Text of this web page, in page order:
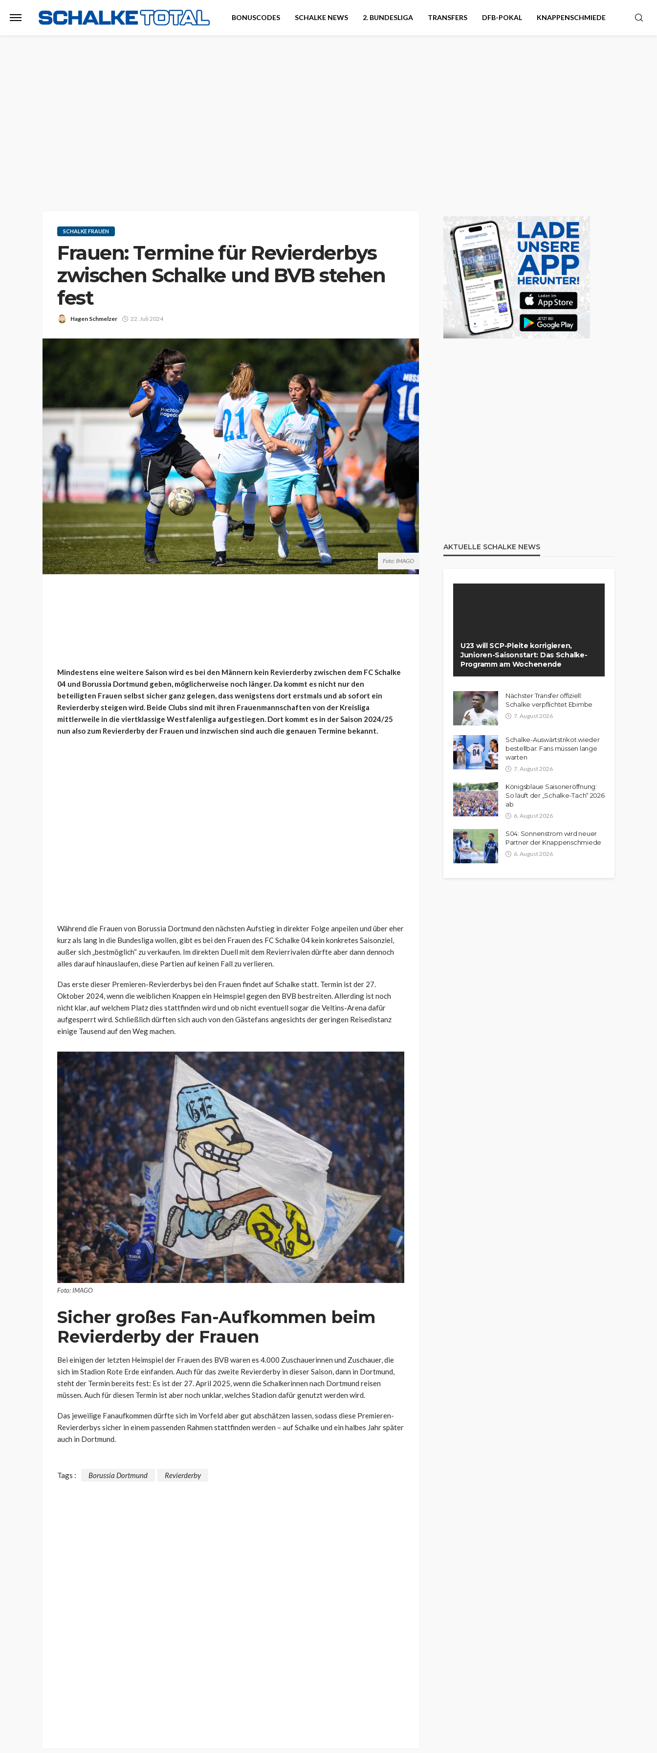
BONUSCODES SCHALKE NEWS 2. BUNDESLIGA TRANSFERS DFB-POKAL KNAPPENSCHMIEDE
SCHALKE FRAUEN
Frauen: Termine für Revierderbys
zwischen Schalke und BVB stehen
fest
Hagen Schmelzer 22. Juli 2024
Foto: IMAGO
Mindestens eine weitere Saison wird es bei den Männern kein Revierderby zwischen dem FC Schalke
04 und Borussia Dortmund geben, möglicherweise noch länger. Da kommt es nicht nur den
beteiligten Frauen selbst sicher ganz gelegen, dass wenigstens dort erstmals und ab sofort ein
Revierderby steigen wird. Beide Clubs sind mit ihren Frauenmannschaften von der Kreisliga
mittlerweile in die viertklassige Westfalenliga aufgestiegen. Dort kommt es in der Saison 2024/25
nun also zum Revierderby der Frauen und inzwischen sind auch die genauen Termine bekannt.
Während die Frauen von Borussia Dortmund den nächsten Aufstieg in direkter Folge anpeilen und über eher
kurz als lang in die Bundesliga wollen, gibt es bei den Frauen des FC Schalke 04 kein konkretes Saisonziel,
außer sich „bestmöglich“ zu verkaufen. Im direkten Duell mit dem Revierrivalen dürfte aber dann dennoch
alles darauf hinauslaufen, diese Partien auf keinen Fall zu verlieren.
Das erste dieser Premieren-Revierderbys bei den Frauen findet auf Schalke statt. Termin ist der 27.
Oktober 2024, wenn die weiblichen Knappen ein Heimspiel gegen den BVB bestreiten. Allerding ist noch
nicht klar, auf welchem Platz dies stattfinden wird und ob nicht eventuell sogar die Veltins-Arena dafür
aufgesperrt wird. Schließlich dürften sich auch von den Gästefans angesichts der geringen Reisedistanz
einige Tausend auf den Weg machen.
Foto: IMAGO
Sicher großes Fan-Aufkommen beim
Revierderby der Frauen
Bei einigen der letzten Heimspiel der Frauen des BVB waren es 4.000 Zuschauerinnen und Zuschauer, die
sich im Stadion Rote Erde einfanden. Auch für das zweite Revierderby in dieser Saison, dann in Dortmund,
steht der Termin bereits fest: Es ist der 27. April 2025, wenn die Schalkerinnen nach Dortmund reisen
müssen. Auch für diesen Termin ist aber noch unklar, welches Stadion dafür genutzt werden wird.
Das jeweilige Fanaufkommen dürfte sich im Vorfeld aber gut abschätzen lassen, sodass diese Premieren-
Revierderbys sicher in einem passenden Rahmen stattfinden werden – auf Schalke und ein halbes Jahr später
auch in Dortmund.
Tags : Borussia Dortmund Revierderby
AKTUELLE SCHALKE NEWS
U23 will SCP-Pleite korrigieren,
Junioren-Saisonstart: Das Schalke-
Programm am Wochenende
Nächster Transfer offiziell:
Schalke verpflichtet Ebimbe
7. August 2026
Schalke-Auswärtstrikot wieder
bestellbar: Fans müssen lange
warten
7. August 2026
Königsblaue Saisoneröffnung:
So läuft der „Schalke-Tach“ 2026
ab
6. August 2026
S04: Sonnenstrom wird neuer
Partner der Knappenschmiede
6. August 2026